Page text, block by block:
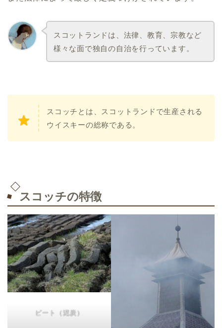
スコットランドは、法律、教育、宗教など
様々な面で独自の自治を行っています。
スコッチとは、スコットランドで生産される
ウイスキーの総称である。
スコッチの特徴
ピート（泥炭）